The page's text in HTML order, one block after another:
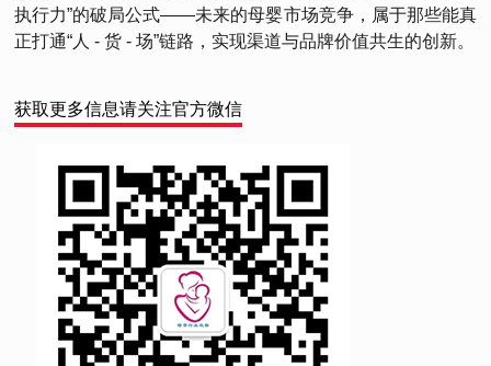
执行力”的破局公式——未来的母婴市场竞争，属于那些能真
正打通“人 - 货 - 场”链路，实现渠道与品牌价值共生的创新。
获取更多信息请关注官方微信